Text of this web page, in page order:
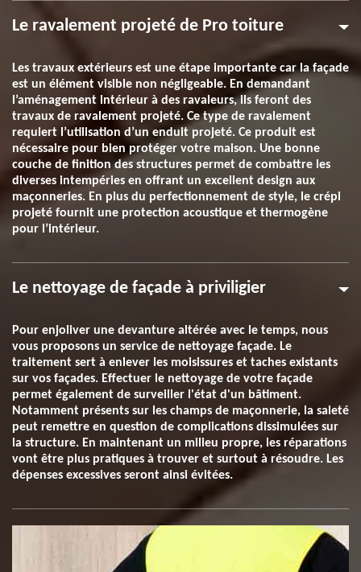
Le ravalement projeté de Pro toiture
Les travaux extérieurs est une étape importante car la façade
est un élément visible non négligeable. En demandant
l’aménagement intérieur à des ravaleurs, ils feront des
travaux de ravalement projeté. Ce type de ravalement
requiert l’utilisation d’un enduit projeté. Ce produit est
nécessaire pour bien protéger votre maison. Une bonne
couche de finition des structures permet de combattre les
diverses intempéries en offrant un excellent design aux
maçonneries. En plus du perfectionnement de style, le crépi
projeté fournit une protection acoustique et thermogène
pour l’intérieur.
Le nettoyage de façade à priviligier
Pour enjoliver une devanture altérée avec le temps, nous
vous proposons un service de nettoyage façade. Le
traitement sert à enlever les moisissures et taches existants
sur vos façades. Effectuer le nettoyage de votre façade
permet également de surveiller l'état d'un bâtiment.
Notamment présents sur les champs de maçonnerie, la saleté
peut remettre en question de complications dissimulées sur
la structure. En maintenant un milieu propre, les réparations
vont être plus pratiques à trouver et surtout à résoudre. Les
dépenses excessives seront ainsi évitées.